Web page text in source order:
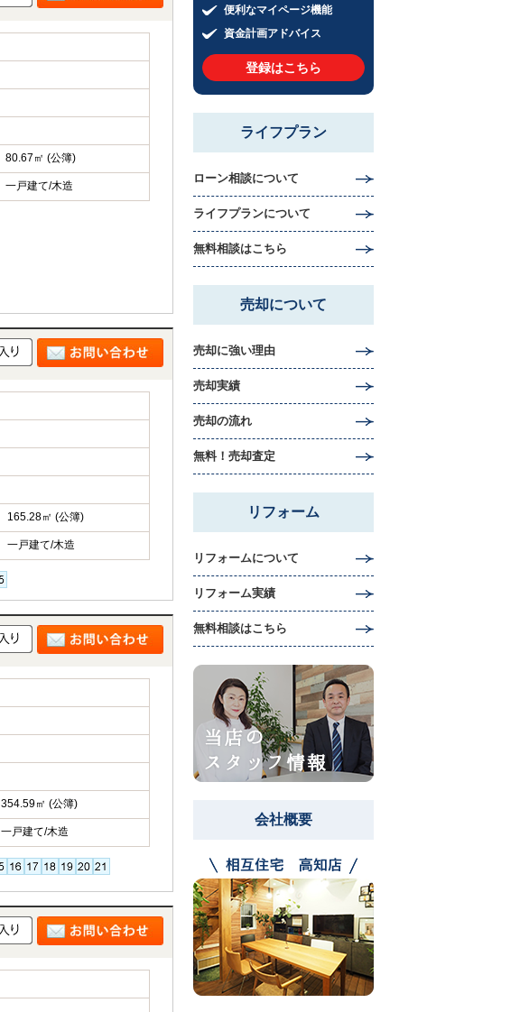
80.67㎡ (公簿)
一戸建て/木造
165.28㎡ (公簿)
一戸建て/木造
354.59㎡ (公簿)
一戸建て/木造
便利なマイページ機能
資金計画アドバイス
登録はこちら
ライフプラン
ローン相談について
ライフプランについて
無料相談はこちら
売却について
売却に強い理由
売却実績
売却の流れ
無料！売却査定
リフォーム
リフォームについて
リフォーム実績
無料相談はこちら
会社概要